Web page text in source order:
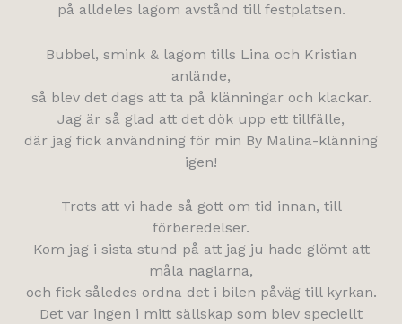
på alldeles lagom avstånd till festplatsen.
Bubbel, smink & lagom tills Lina och Kristian
anlände,
så blev det dags att ta på klänningar och klackar.
Jag är så glad att det dök upp ett tillfälle,
där jag fick användning för min By Malina-klänning
igen!
Trots att vi hade så gott om tid innan, till
förberedelser.
Kom jag i sista stund på att jag ju hade glömt att
måla naglarna,
och fick således ordna det i bilen påväg till kyrkan.
Det var ingen i mitt sällskap som blev speciellt